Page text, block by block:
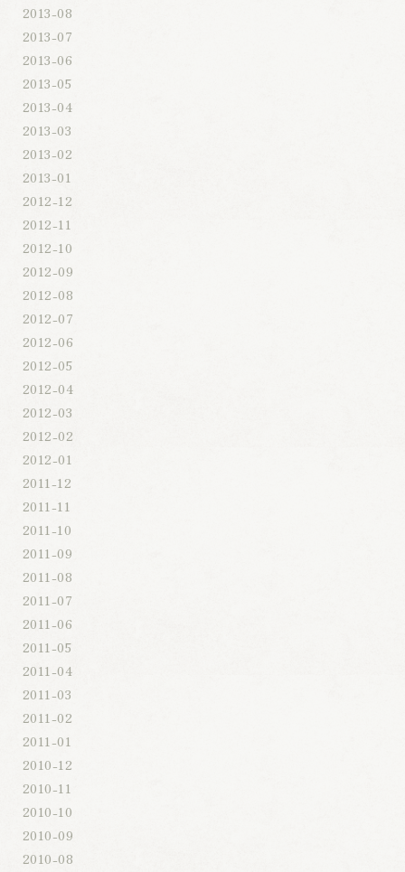
2013-08
2013-07
2013-06
2013-05
2013-04
2013-03
2013-02
2013-01
2012-12
2012-11
2012-10
2012-09
2012-08
2012-07
2012-06
2012-05
2012-04
2012-03
2012-02
2012-01
2011-12
2011-11
2011-10
2011-09
2011-08
2011-07
2011-06
2011-05
2011-04
2011-03
2011-02
2011-01
2010-12
2010-11
2010-10
2010-09
2010-08